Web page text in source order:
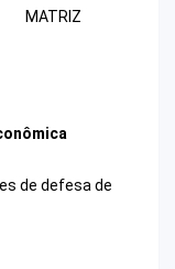
MATRIZ
de defesa de